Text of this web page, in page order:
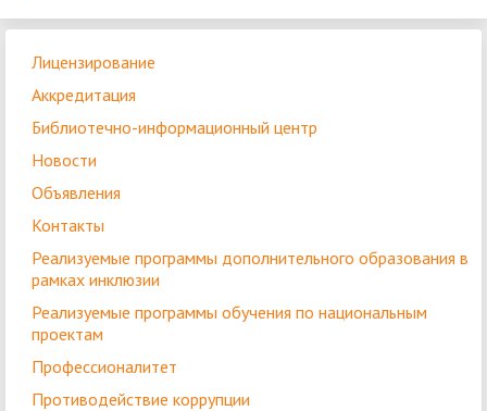
Лицензирование
Аккредитация
Библиотечно-информационный центр
Новости
Объявления
Контакты
Реализуемые программы дополнительного образования в
рамках инклюзии
Реализуемые программы обучения по национальным
проектам
Профессионалитет
Противодействие коррупции